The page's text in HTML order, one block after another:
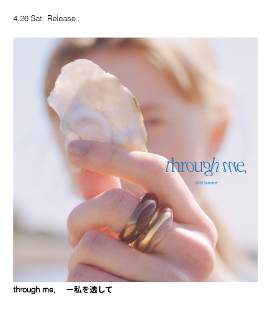
4.26 Sat. Release.
through me, ー私を透して